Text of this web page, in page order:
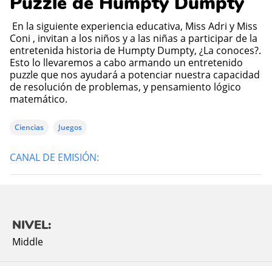
En la siguiente experiencia educativa, Miss Adri y Miss
Coni , invitan a los niños y a las niñas a participar de la
entretenida historia de Humpty Dumpty, ¿La conoces?.
Esto lo llevaremos a cabo armando un entretenido
puzzle que nos ayudará a potenciar nuestra capacidad
de resolución de problemas, y pensamiento lógico
matemático.
Ciencias Juegos
CANAL DE EMISIÓN:
NIVEL:
Middle